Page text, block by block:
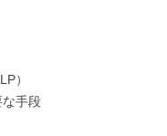
）
手段